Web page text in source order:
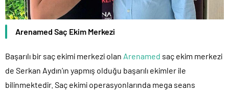
Arenamed Saç Ekim Merkezi
Başarılı bir saç ekimi merkezi olan Arenamed saç ekim merkezi
de Serkan Aydın’ın yapmış olduğu başarılı ekimler ile
bilinmektedir. Saç ekimi operasyonlarında mega seans